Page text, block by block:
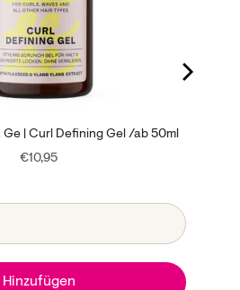
Ge | Curl Defining Gel /ab 50ml
Price
€10,95
Hinzufügen